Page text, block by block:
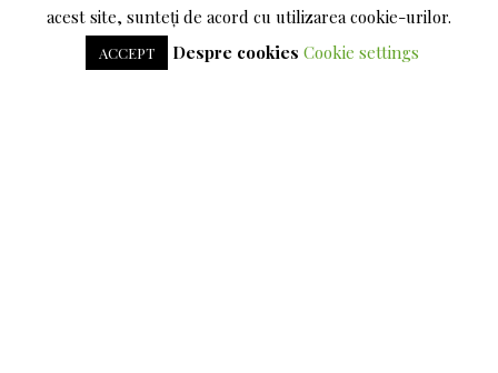
DESPRE COOKIES
acest site, sunteți de acord cu utilizarea cookie-urilor.
ACCEPT Despre cookies Cookie settings